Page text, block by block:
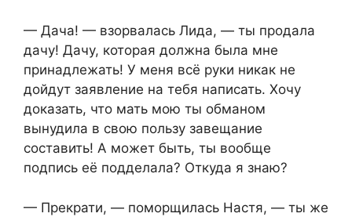
​— Дача! — взорвалась Лида, — ты продала
дачу! Дачу, которая должна была мне
принадлежать! У меня всё руки никак не
дойдут заявление на тебя написать. Хочу
доказать, что мать мою ты обманом
вынудила в свою пользу завещание
составить! А может быть, ты вообще
подпись её подделала? Откуда я знаю?​
​— Прекрати, — поморщилась Настя, — ты же